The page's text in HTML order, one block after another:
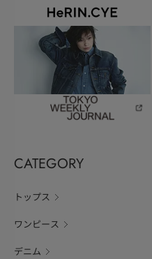
CATEGORY
トップス
ワンピース
デニム